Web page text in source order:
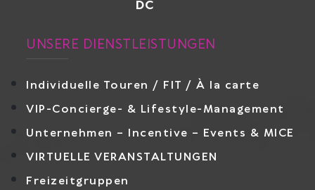
DC
UNSERE DIENSTLEISTUNGEN
Individuelle Touren / FIT / À la carte
VIP-Concierge- & Lifestyle-Management
Unternehmen – Incentive – Events & MICE
VIRTUELLE VERANSTALTUNGEN
Freizeitgruppen